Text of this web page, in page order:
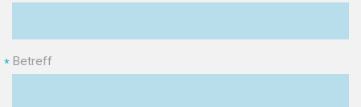
Betreff
*